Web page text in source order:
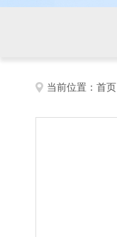
当前位置： 首页